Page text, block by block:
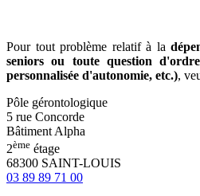
Pour tout problème relatif à la
seniors ou toute question
personnalisée d'autonomie, etc.),
Pôle gérontologique
5 rue Concorde
Bâtiment Alpha
2ème étage
68300 SAINT-LOUIS
03 89 89 71 00